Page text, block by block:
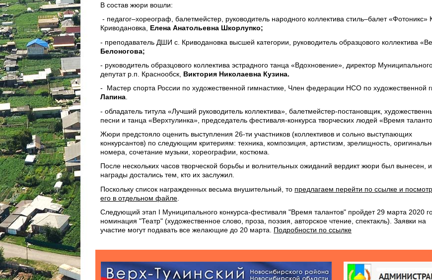
В состав жюри вошли:
- педагог–хореограф, балетмейстер, руководитель народного коллектива стиль–балет
Криводановка, Елена Анатольевна Шкорлупко;
- преподаватель ДШИ с. Криводановка высшей категории, руководитель образцового коллектива
Белоногова;
- руководитель образцового коллектива эстрадного танца «Вдохновение», директор
депутат р.п. Краснообск, Виктория Николаевна Кузина.
- Мастер спорта России по художественной гимнастике, Член федерации НСО по художественной
Лапина.
- обладатель титула «Лучший руководитель коллектива», балетмейстер-постановщик,
песни и танца «Верхтулинка», председатель фестиваля-конкурса творческих людей «Время
Жюри предстояло оценить выступления 26-ти участников (коллективов и сольно выступающих
конкурсантов) по следующим критериям: техника, композиция, артистизм, зрелищность,
номера, сочетание музыки, хореографии, костюма.
После нескольких часов творческой борьбы и волнительных ожиданий вердикт жюри был вынесен, и
награды достались тем, кто их заслужил.
Поскольку список награжденных весьма внушительный, то предлагаем перейти по ссылке и
его в отдельном файле
Следующий этап I Муниципального конкурса-фестиваля "Время талантов" пройдет 29 марта 2020
номинация "Театр" (художественное слово, проза, поэзия, авторское чтение, спектакль). Заявки на
участие могут подавать все желающие до 20 марта. Подробности по ссылке